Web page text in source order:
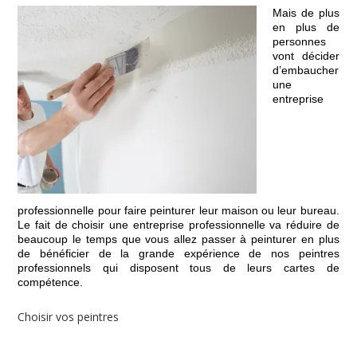
Mais de plus
en plus de
personnes
vont décider
d’embaucher
une
entreprise
professionnelle pour faire peinturer leur maison ou leur bureau.
Le fait de choisir une entreprise professionnelle va réduire de
beaucoup le temps que vous allez passer à peinturer en plus
de bénéficier de la grande expérience de nos peintres
professionnels qui disposent tous de leurs cartes de
compétence.
Choisir vos peintres